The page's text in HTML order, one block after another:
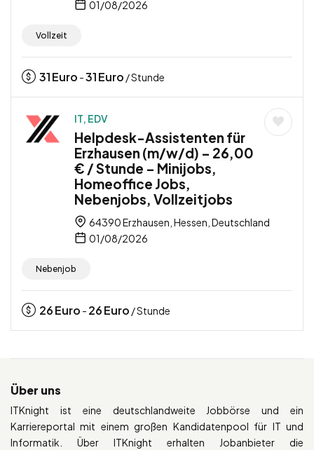
01/08/2026
Vollzeit
31Euro -31Euro / Stunde
IT, EDV
Helpdesk-Assistenten für
Erzhausen (m/w/d) – 26,00
€ / Stunde – Minijobs,
Homeoffice Jobs,
Nebenjobs, Vollzeitjobs
64390 Erzhausen, Hessen, Deutschland
01/08/2026
Nebenjob
26Euro - 26Euro / Stunde
Über uns
ITKnight ist eine deutschlandweite Jobbörse und ein
Karriereportal mit einem großen Kandidatenpool für IT und
Informatik. Über ITKnight erhalten Jobanbieter die